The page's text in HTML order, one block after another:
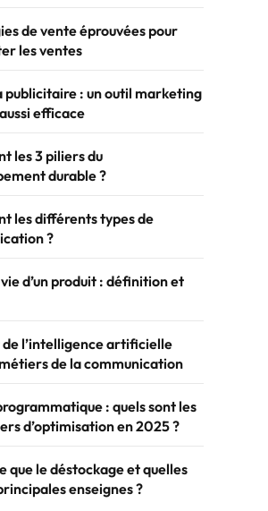
de vente éprouvées pour
les ventes
publicitaire : un outil marketing
efficace
les 3 piliers du
durable ?
les différents types de
?
d’un produit : définition et
de l’intelligence artificielle
de la communication
: quels sont les
d’optimisation en 2025 ?
que le déstockage et quelles
enseignes ?